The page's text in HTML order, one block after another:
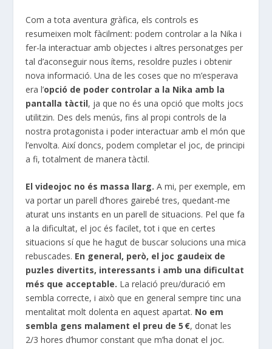
Com a tota aventura gràfica, els controls es
resumeixen molt fàcilment: podem controlar a la Nika i
fer-la interactuar amb objectes i altres personatges per
tal d’aconseguir nous ítems, resoldre puzles i obtenir
nova informació. Una de les coses que no m’esperava
era l’opció de poder controlar a la Nika amb la
pantalla tàctil, ja que no és una opció que molts jocs
utilitzin. Des dels menús, fins al propi controls de la
nostra protagonista i poder interactuar amb el món que
l’envolta. Així doncs, podem completar el joc, de principi
a fi, totalment de manera tàctil.
El videojoc no és massa llarg. A mi, per exemple, em
va portar un parell d’hores gairebé tres, quedant-me
aturat uns instants en un parell de situacions. Pel que fa
a la dificultat, el joc és facilet, tot i que en certes
situacions sí que he hagut de buscar solucions una mica
rebuscades. En general, però, el joc gaudeix de
puzles divertits, interessants i amb una dificultat
més que acceptable. La relació preu/duració em
sembla correcte, i això que en general sempre tinc una
mentalitat molt dolenta en aquest apartat. No em
sembla gens malament el preu de 5 €, donat les
2/3 hores d’humor constant que m’ha donat el joc.